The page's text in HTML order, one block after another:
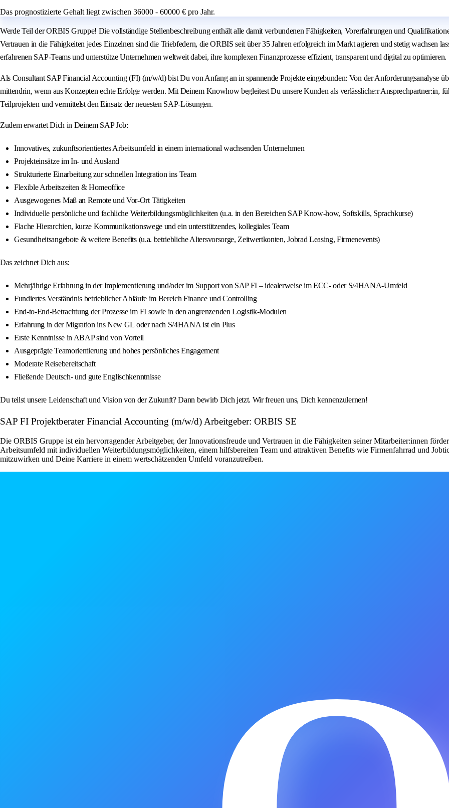
Das prognostizierte Gehalt liegt zwischen 36000 - 60000 € pro Jahr.
Werde Teil der ORBIS Gruppe! Die vollständige Stellenbeschreibung enthält alle damit verbundenen Fähigkeiten, Vorerfahrungen und
Vertrauen in die Fähigkeiten jedes Einzelnen sind die Triebfedern, die ORBIS seit über 35 Jahren erfolgreich im Markt agieren und stetig wachsen
erfahrenen SAP-Teams und unterstütze Unternehmen weltweit dabei, ihre komplexen Finanzprozesse effizient, transparent und digital zu optimieren.
Als Consultant SAP Financial Accounting (FI) (m/w/d) bist Du von Anfang an in spannende Projekte eingebunden: Von der Anforderungsanalyse
mittendrin, wenn aus Konzepten echte Erfolge werden. Mit Deinem Knowhow begleitest Du unsere Kunden als verlässliche:r Ansprechpartner:in,
Teilprojekten und vermittelst den Einsatz der neuesten SAP-Lösungen.
Zudem erwartet Dich in Deinem SAP Job:
Innovatives, zukunftsorientiertes Arbeitsumfeld in einem international wachsenden Unternehmen
Projekteinsätze im In- und Ausland
Strukturierte Einarbeitung zur schnellen Integration ins Team
Flexible Arbeitszeiten & Homeoffice
Ausgewogenes Maß an Remote und Vor-Ort Tätigkeiten
Individuelle persönliche und fachliche Weiterbildungsmöglichkeiten (u.a. in den Bereichen SAP Know-how, Softskills, Sprachkurse)
Flache Hierarchien, kurze Kommunikationswege und ein unterstützendes, kollegiales Team
Gesundheitsangebote & weitere Benefits (u.a. betriebliche Altersvorsorge, Zeitwertkonten, Jobrad Leasing, Firmenevents)
Das zeichnet Dich aus:
Mehrjährige Erfahrung in der Implementierung und/oder im Support von SAP FI – idealerweise im ECC- oder S/4HANA-Umfeld
Fundiertes Verständnis betrieblicher Abläufe im Bereich Finance und Controlling
End-to-End-Betrachtung der Prozesse im FI sowie in den angrenzenden Logistik-Modulen
Erfahrung in der Migration ins New GL oder nach S/4HANA ist ein Plus
Erste Kenntnisse in ABAP sind von Vorteil
Ausgeprägte Teamorientierung und hohes persönliches Engagement
Moderate Reisebereitschaft
Fließende Deutsch- und gute Englischkenntnisse
Du teilst unsere Leidenschaft und Vision von der Zukunft? Dann bewirb Dich jetzt. Wir freuen uns, Dich kennenzulernen!
SAP FI Projektberater Financial Accounting (m/w/d) Arbeitgeber: ORBIS SE
Die ORBIS Gruppe ist ein hervorragender Arbeitgeber, der Innovationsfreude und Vertrauen in die Fähigkeiten seiner Mitarbeiter:innen
Arbeitsumfeld mit individuellen Weiterbildungsmöglichkeiten, einem hilfsbereiten Team und attraktiven Benefits wie Firmenfahrrad und
mitzuwirken und Deine Karriere in einem wertschätzenden Umfeld voranzutreiben.